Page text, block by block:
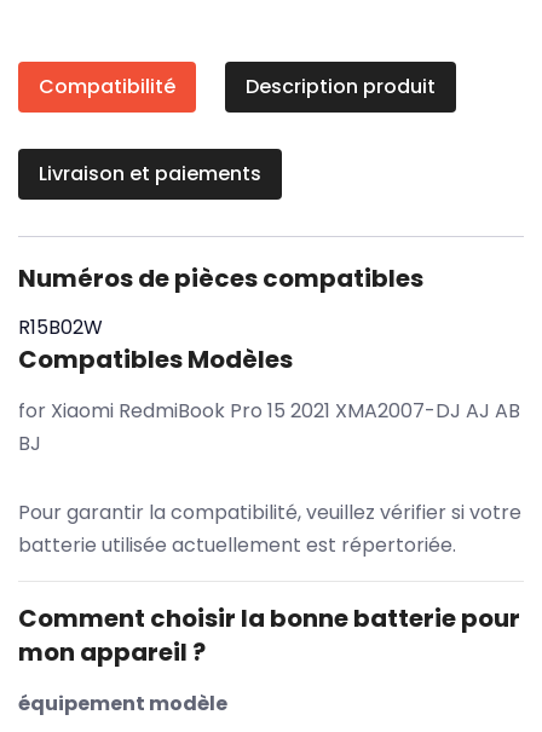
Compatibilité Description produit
Livraison et paiements
Numéros de pièces compatibles
R15B02W
Compatibles Modèles
for Xiaomi RedmiBook Pro 15 2021 XMA2007-DJ AJ AB
BJ
Pour garantir la compatibilité, veuillez vérifier si votre
batterie utilisée actuellement est répertoriée.
Comment choisir la bonne batterie pour
mon appareil ?
équipement modèle